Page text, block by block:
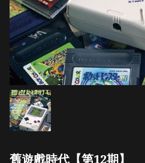
舊遊戲時代【第12期】